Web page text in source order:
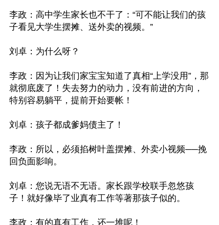
李政：高中学生家长也不干了：“可不能让我们的孩
子看见大学生摆摊、送外卖的视频。”
刘卓：为什么呀？
李政：因为让我们家宝宝知道了真相“上学没用”，那
就彻底废了！失去努力的动力，没有前进的方向，
特别容易躺平，提前开始要帐！
刘卓：孩子都成爹妈债主了！
李政：所以，必须掐树叶盖摆摊、外卖小视频──挽
回负面影响。
刘卓：您说无语不无语。家长跟学校联手忽悠孩
子！就好像毕了业真有工作等著那孩子似的。
李政：有的真有工作，还一堆呢！